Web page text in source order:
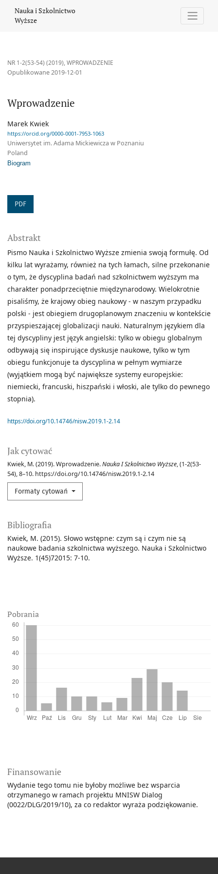
Nauka i Szkolnictwo
Wyższe
NR 1-2(53-54) (2019),WPROWADZENIE
Wprowadzenie
Opublikowane 2019-12-01
Marek Kwiek
https://orcid.org/0000-0001-7953-1063
Uniwersytet im. Adama Mickiewicza w Poznaniu
Poland
Biogram
PDF
Jak cytować
Kwiek, M. (2019). Wprowadzenie.Nauka I Szkolnictwo Wyższe, (1-2(53-
54), 8–10. https://doi.org/10.14746/nisw.2019.1-2.14
Formaty cytowań
Abstrakt
Pismo Nauka i Szkolnictwo Wyższe zmienia swoją formułę. Od
kilku lat wyrażamy, również na tych łamach, silne przekonanie
o tym, że dyscyplina badań nad szkolnictwem wyższym ma
charakter ponadprzeciętnie międzynarodowy. Wielokrotnie
pisaliśmy, że krajowy obieg naukowy - w naszym przypadku
polski - jest obiegiem drugoplanowym znaczeniu w kontekście
przyspieszającej globalizacji nauki. Naturalnym językiem dla
tej dyscypliny jest język angielski: tylko w obiegu globalnym
odbywają się inspirujące dyskusje naukowe, tylko w tym
obiegu funkcjonuje ta dyscyplina w pełnym wymiarze
(wyjątkiem mogą być największe systemy europejskie:
niemiecki, francuski, hiszpański i włoski, ale tylko do pewnego
stopnia).
https://doi.org/10.14746/nisw.2019.1-2.14
Pobrania
Finansowanie
Wydanie tego tomu nie byłoby możliwe bez wsparcia
otrzymanego w ramach projektu MNISW Dialog
(0022/DLG/2019/10), za co redaktor wyraża podziękowanie.
Bibliografia
Kwiek, M. (2015). Słowo wstępne: czym są i czym nie są
naukowe badania szkolnictwa wyższego. Nauka i Szkolnictwo
Wyższe. 1(45)72015: 7-10.